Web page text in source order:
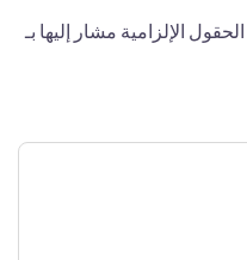
الحقول الإلزامية مشار إليها بـ